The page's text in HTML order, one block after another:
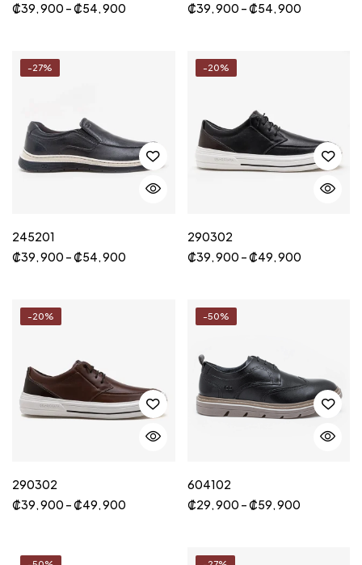
₡39, 900 –₡54, 900
₡39, 900 –₡54, 900
-27%
245201
₡39, 900 –₡54, 900
-20%
290302
₡39, 900 –₡49, 900
-20%
290302
₡39, 900 –₡49, 900
-50%
604102
₡29, 900 –₡59, 900